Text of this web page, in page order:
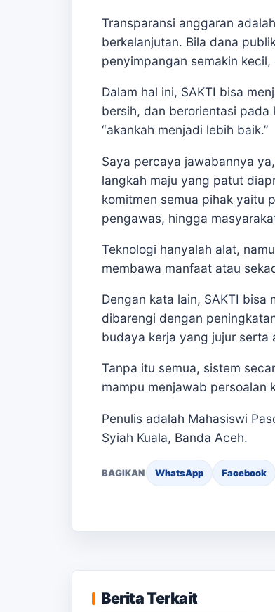
Transparansi anggaran
berkelanjutan. Bila dana
penyimpangan semakin
Dalam hal ini, SAKTI bisa
bersih, dan berorientasi
“akankah menjadi lebih baik.”
Saya percaya jawabannya
langkah maju yang patut
komitmen semua pihak yaitu
pengawas, hingga
Teknologi hanyalah alat,
membawa manfaat atau
Dengan kata lain, SAKTI bisa
dibarengi dengan
budaya kerja yang jujur serta
Tanpa itu semua, sistem
mampu menjawab persoalan
Penulis adalah Mahasiswi
Syiah Kuala, Banda Aceh.
BAGIKAN WhatsApp Facebook
Berita Terkait
Apresiasi Dukungan
Masyarakat Bandar Dua